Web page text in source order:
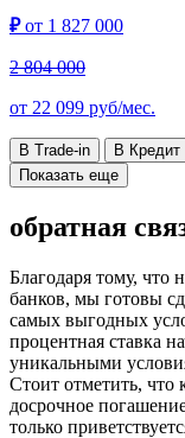
₽от 1 827 000
2 804 000
от 22 099 руб/мес.
В Trade-in
В Кредит
Показать еще
обратная
Благодаря тому, что
банков, мы готовы
самых выгодных
процентная ставка
уникальными
Стоит отметить, что
досрочное
только